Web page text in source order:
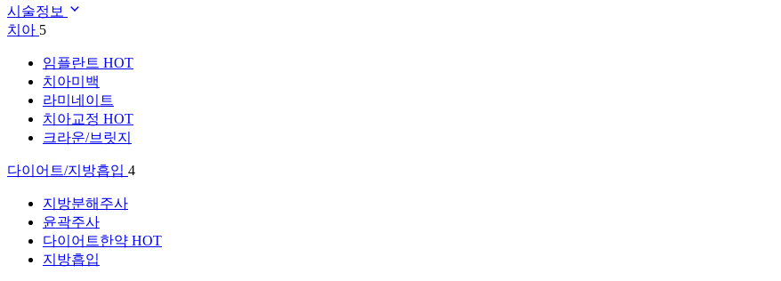
시술정보
치아 5
임플란트 HOT
치아미백
라미네이트
치아교정 HOT
크라운/브릿지
다이어트/지방흡입 4
지방분해주사
윤곽주사
다이어트한약 HOT
지방흡입